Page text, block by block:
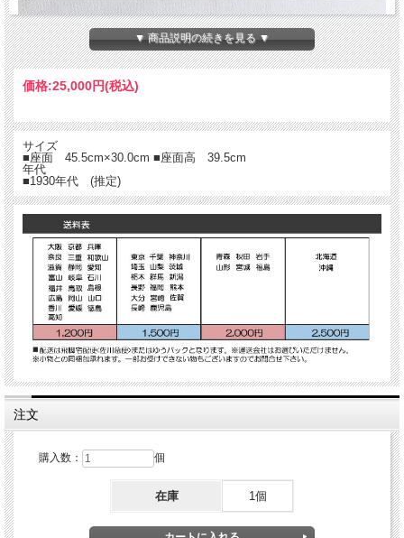
▼ 商品説明の続きを見る ▼
価格:25,000円(税込)
サイズ
■座面 45.5cm×30.0cm ■座面高 39.5cm
年代
■1930年代 (推定)
注文
購入数： 個
在庫 1個